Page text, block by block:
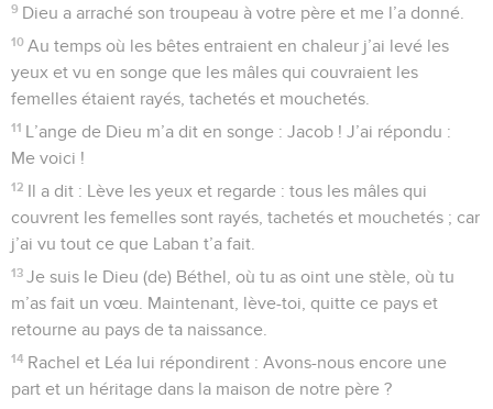
9 Dieu a arraché son troupeau à votre père et me l’a donné.
10 Au temps où les bêtes entraient en chaleur j’ai levé les
yeux et vu en songe que les mâles qui couvraient les
femelles étaient rayés, tachetés et mouchetés.
11 L’ange de Dieu m’a dit en songe : Jacob ! J’ai répondu :
Me voici !
12 Il a dit : Lève les yeux et regarde : tous les mâles qui
couvrent les femelles sont rayés, tachetés et mouchetés ; car
j’ai vu tout ce que Laban t’a fait.
13 Je suis le Dieu (de) Béthel, où tu as oint une stèle, où tu
m’as fait un vœu. Maintenant, lève-toi, quitte ce pays et
retourne au pays de ta naissance.
14 Rachel et Léa lui répondirent : Avons-nous encore une
part et un héritage dans la maison de notre père ?